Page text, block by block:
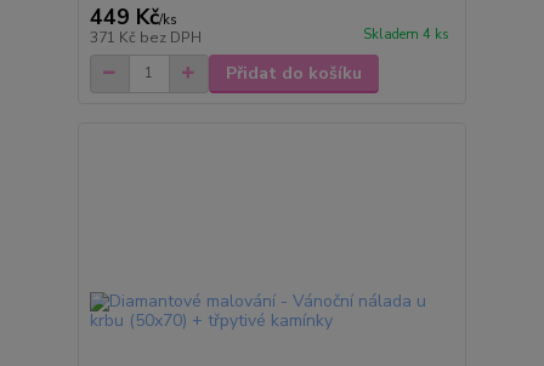
449 Kč/ks
371 Kč bez DPH Skladem 4 ks
Přidat do košíku